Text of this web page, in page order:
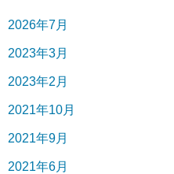
2026年7月
2023年3月
2023年2月
2021年10月
2021年9月
2021年6月